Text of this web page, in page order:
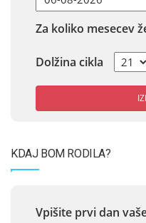
Za koliko mesecev
Dolžina cikla
KDAJ BOM RODILA?
Vpišite prvi dan